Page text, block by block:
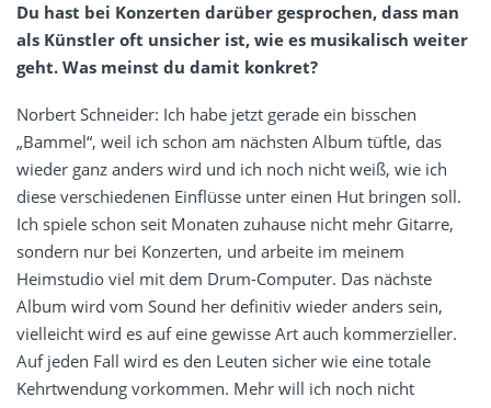
Du hast bei Konzerten darüber gesprochen, dass man
als Künstler oft unsicher ist, wie es musikalisch weiter
geht. Was meinst du damit konkret?
Norbert Schneider: Ich habe jetzt gerade ein bisschen
„Bammel“, weil ich schon am nächsten Album tüftle, das
wieder ganz anders wird und ich noch nicht weiß, wie ich
diese verschiedenen Einflüsse unter einen Hut bringen soll.
Ich spiele schon seit Monaten zuhause nicht mehr Gitarre,
sondern nur bei Konzerten, und arbeite im meinem
Heimstudio viel mit dem Drum-Computer. Das nächste
Album wird vom Sound her definitiv wieder anders sein,
vielleicht wird es auf eine gewisse Art auch kommerzieller.
Auf jeden Fall wird es den Leuten sicher wie eine totale
Kehrtwendung vorkommen. Mehr will ich noch nicht